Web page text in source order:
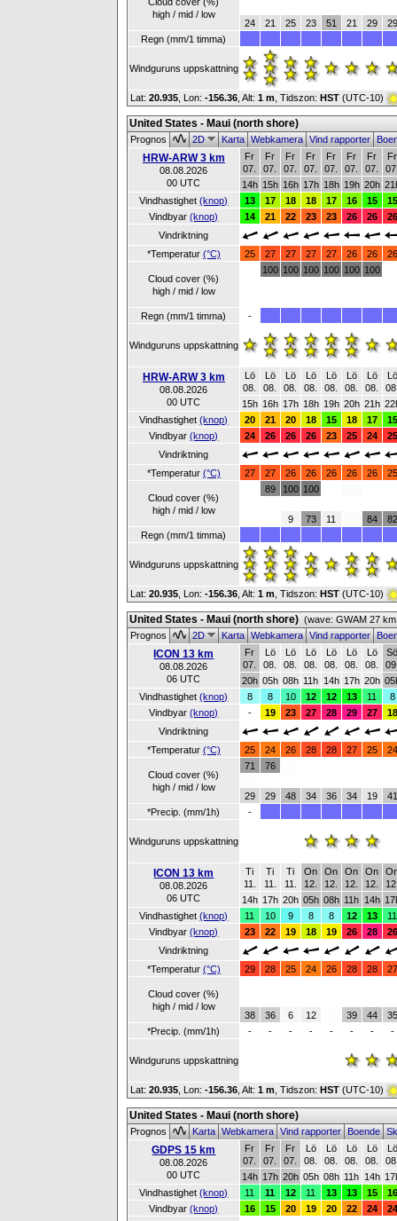
high / mid / low
24
21 25 23 51 21 29
29
Regn (mm/1 timma)
Windguruns uppskattning
Lat: 20.935 , Lon: -156.36 Alt: 1 m , Tidszon: HST (UTC-10)
United States - Maui (north shore)
Prognos 2D KartaWebkameraVind rapporter
HRW-ARW 3 km
08.08.2026
00 UTC
Fr
07.
Fr
07.
Fr
07.
Fr
07.
Fr
07.
Fr
07.
Fr
07.
Fr
14h 15h 16h 17h 18h 19h 20h
Vindhastighet(knop) 13 17 18 18 17 16 15
15
Vindbyar(knop) 14 21 22 23 23 26 26
26
Vindriktning
*Temperatur (°C) 25 27 27 27 27 26 26 26
Cloud cover (%)
high / mid / low
100 100 100 100 100 100
Regn (mm/1 timma) -
Windguruns uppskattning
HRW-ARW 3 km
08.08.2026
00 UTC
Lö
08.
Lö
08.
Lö
08.
Lö
08.
Lö
08.
Lö
08.
Lö
08.
Lö
15h 16h 17h 18h 19h 20h 21h
Vindhastighet(knop) 20 21 20 18 15 18 17
15
Vindbyar(knop) 24 26 26 26 23 25 24
25
Vindriktning
*Temperatur (°C) 27 27 26 26 26 26 26 25
Cloud cover (%)
high / mid / low
89 100
9
100
73 11 84
82
Regn (mm/1 timma)
Windguruns uppskattning
Lat: 20.935 , Lon: -156.36 Alt: 1 m , Tidszon: HST (UTC-10)
United States - Maui (north shore) (wave: GWAM 27
Prognos
2D KartaWebkameraVind rapporter
ICON 13 km
08.08.2026
06 UTC
Fr
07.
Lö
08.
Lö
08.
Lö
08.
Lö
08.
Lö
08.
Lö
08.
20h 05h 08h 11h 14h 17h 20h
Vindhastighet(knop) 8 8 10 12 12 13 11
8
Vindbyar(knop) - 19 23 27 28 29 27
18
Vindriktning
*Temperatur (°C) 25 24 26 28 28 27 25 24
Cloud cover (%)
high / mid / low
71
29
76
29 48 34 36 34 19
41
*Precip. (mm/1h)
-
Windguruns uppskattning
ICON 13 km
08.08.2026
06 UTC
Ti
11.
Ti
11.
Ti
11.
On
12.
On
12.
On
12.
On
12.
14h 17h 20h 05h 08h 11h 14h
Vindhastighet(knop) 11 10 9 8 8 12 13
11
Vindbyar(knop) 23 22 19 18 19 26 28
26
Vindriktning
*Temperatur (°C) 29 28 25 24 26 28 28 27
Cloud cover (%)
high / mid / low
38
36 6 12 39 44
35
*Precip. (mm/1h)
- - - - - - - -
Windguruns uppskattning
Lat: 20.935 , Lon: -156.36 Alt: 1 m , Tidszon: HST (UTC-10)
United States - Maui (north shore)
Prognos KartaWebkameraVind rapporterBoende
GDPS 15 km
08.08.2026
00 UTC
Fr
07.
Fr
07.
Fr
07.
Lö
08.
Lö
08.
Lö
08.
Lö
08.
Lö
14h 17h 20h 05h 08h 11h 14h
Vindhastighet(knop) 11 11 12 11 13 13 15
16
Vindbyar(knop) 16 15 20 19 20 22 24
24